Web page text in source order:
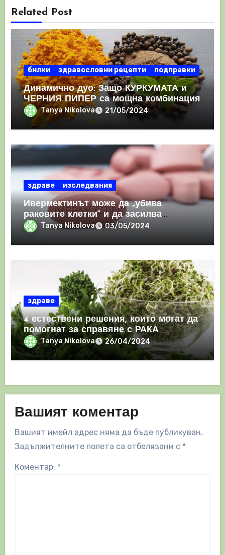
Related Post
билки здравословни рецепти подправки
Динамично дуо: Защо КУРКУМАТА и
ЧЕРНИЯ ПИПЕР са мощна комбинация
Tanya Nikolova 21/05/2024
здраве изследвания
Ивермектинът може да „убива
раковите клетки“ и да засилва
имунния отговор
Tanya Nikolova 03/05/2024
здраве
4 естествени решения, които могат да
помогнат за справяне с РАКА
Tanya Nikolova 26/04/2024
Вашият коментар
Вашият имейл адрес няма да бъде публикуван.
Задължителните полета са отбелязани с *
Коментар: *